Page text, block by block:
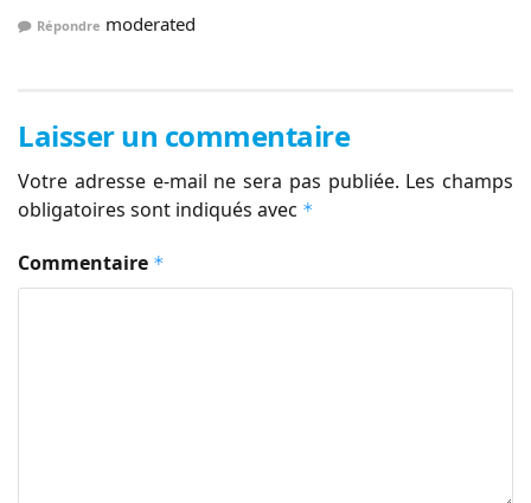
Répondre moderated
Laisser un commentaire
Votre adresse e-mail ne sera pas publiée. Les champs
obligatoires sont indiqués avec *
Commentaire *